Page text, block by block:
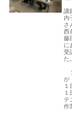
講
内
さ
西
藤
に
受
た。
が
１
１
テ
作